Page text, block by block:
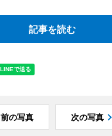
記事を読む
前の写真 次の写真